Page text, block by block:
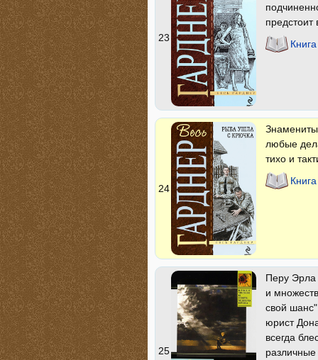
23
предстоит
24
любые
тихо и
25
Перу Эрла
и
свой
юрист
всегда